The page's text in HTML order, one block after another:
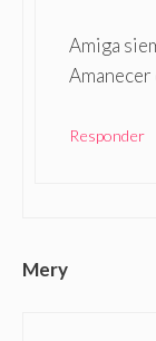
Amiga
Amanecer
Responder
Mery